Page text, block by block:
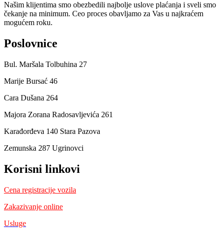
Našim klijentima smo obezbedili najbolje uslove plaćanja i sveli smo
čekanje na minimum. Ceo proces obavljamo za Vas u najkraćem
mogućem roku.
Poslovnice
Bul. Maršala Tolbuhina 27
Marije Bursać 46
Cara Dušana 264
Majora Zorana Radosavljevića 261
Karađorđeva 140 Stara Pazova
Zemunska 287 Ugrinovci
Korisni linkovi
Cena registracije vozila
Zakazivanje online
Usluge